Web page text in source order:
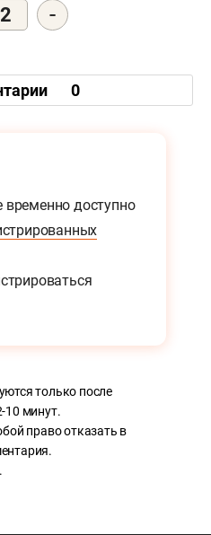
2 -
0
доступно
только после
10 минут.
право отказать в
.